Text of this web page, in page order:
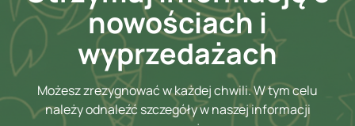
nowościach i
wyprzedażach
Możesz zrezygnować w każdej chwili. W tym celu
należy odnaleźć szczegóły w naszej informacji